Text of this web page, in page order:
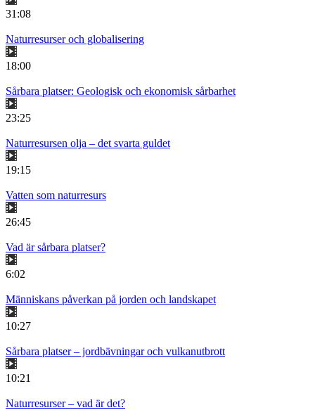
31:08
Naturresurser och globalisering
18:00
Sårbara platser: Geologisk och ekonomisk sårbarhet
23:25
Naturresursen olja – det svarta guldet
19:15
Vatten som naturresurs
26:45
Vad är sårbara platser?
6:02
Människans påverkan på jorden och landskapet
10:27
Sårbara platser – jordbävningar och vulkanutbrott
10:21
Naturresurser – vad är det?